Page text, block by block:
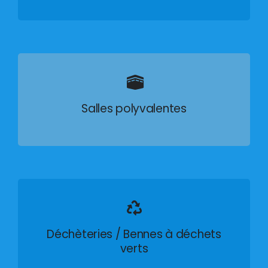
Salles polyvalentes
Déchèteries / Bennes à déchets
verts